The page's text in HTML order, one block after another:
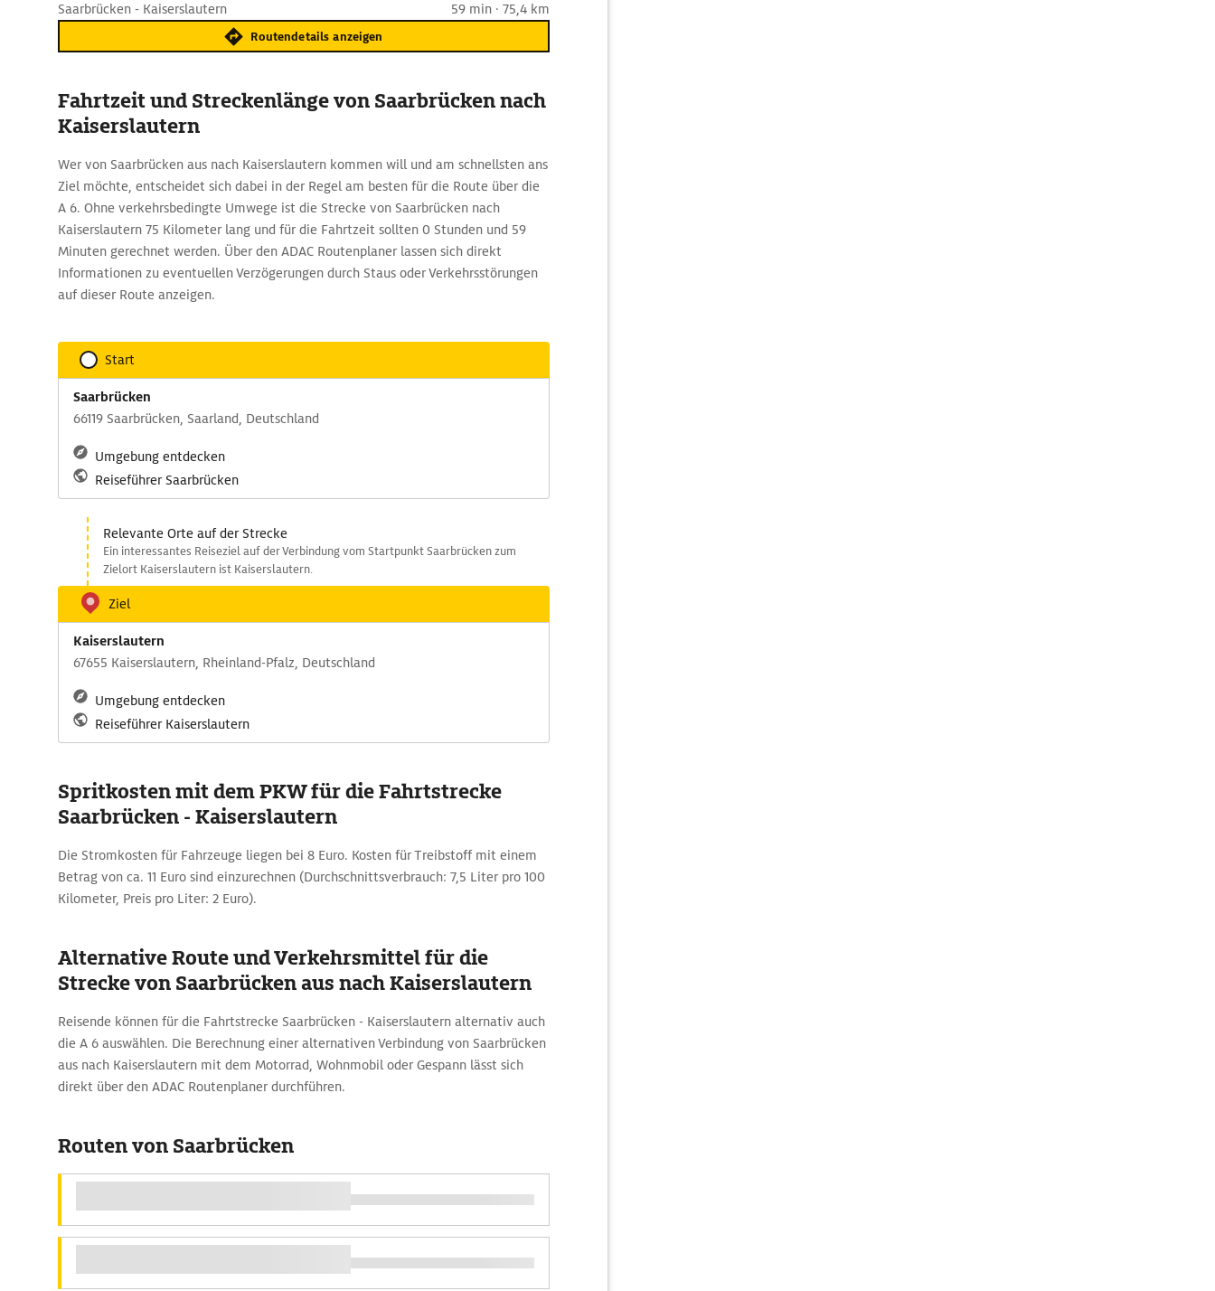
Saarbrücken - Kaiserslautern 59 min · 75,4 km
Routendetails anzeigen
Fahrtzeit und Streckenlänge von Saarbrücken nach
Kaiserslautern
Wer von Saarbrücken aus nach Kaiserslautern kommen will und am schnellsten ans
Ziel möchte, entscheidet sich dabei in der Regel am besten für die Route über die
A 6. Ohne verkehrsbedingte Umwege ist die Strecke von Saarbrücken nach
Kaiserslautern 75 Kilometer lang und für die Fahrtzeit sollten 0 Stunden und 59
Minuten gerechnet werden. Über den ADAC Routenplaner lassen sich direkt
Informationen zu eventuellen Verzögerungen durch Staus oder Verkehrsstörungen
auf dieser Route anzeigen.
Start
Saarbrücken
66119 Saarbrücken, Saarland, Deutschland
Umgebung entdecken
Reiseführer Saarbrücken
Relevante Orte auf der Strecke
Ein interessantes Reiseziel auf der Verbindung vom Startpunkt Saarbrücken zum
Zielort Kaiserslautern ist Kaiserslautern.
Ziel
Kaiserslautern
67655 Kaiserslautern, Rheinland-Pfalz, Deutschland
Umgebung entdecken
Reiseführer Kaiserslautern
Spritkosten mit dem PKW für die Fahrtstrecke
Saarbrücken - Kaiserslautern
Die Stromkosten für Fahrzeuge liegen bei 8 Euro. Kosten für Treibstoff mit einem
Betrag von ca. 11 Euro sind einzurechnen (Durchschnittsverbrauch: 7,5 Liter pro 100
Kilometer, Preis pro Liter: 2 Euro).
Alternative Route und Verkehrsmittel für die
Strecke von Saarbrücken aus nach Kaiserslautern
Reisende können für die Fahrtstrecke Saarbrücken - Kaiserslautern alternativ auch
die A 6 auswählen. Die Berechnung einer alternativen Verbindung von Saarbrücken
aus nach Kaiserslautern mit dem Motorrad, Wohnmobil oder Gespann lässt sich
direkt über den ADAC Routenplaner durchführen.
Routen von Saarbrücken